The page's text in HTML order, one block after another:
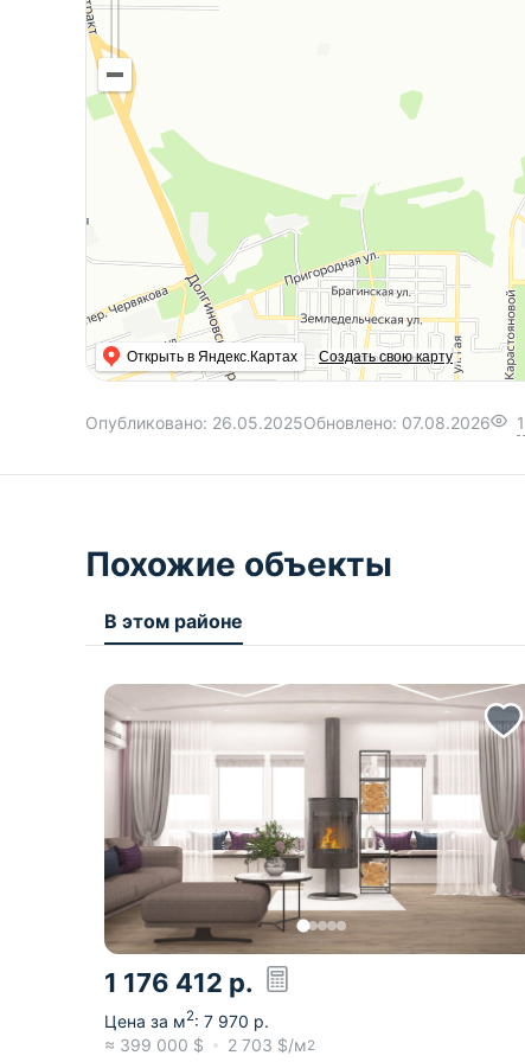
Открыть в Яндекс.Картах Создать свою карту
Опубликовано: 26.05.2025Обновлено: 07.08.2026 1
Похожие объекты
В этом районе
1 176 412 р.
Цена за м2: 7 970 р.
≈ 399 000 $ 2 703 $/м2